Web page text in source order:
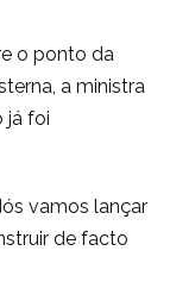
o ponto da
a ministra
já foi
vamos lançar
de facto